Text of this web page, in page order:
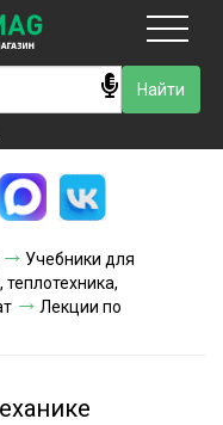
Учебники для
Лекции по